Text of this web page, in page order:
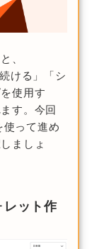
、
ける」「シ
使用す
す。今回
って進め
ましょ
ット作